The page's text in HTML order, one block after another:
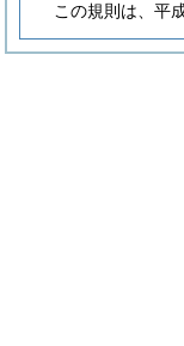
この規則は、平